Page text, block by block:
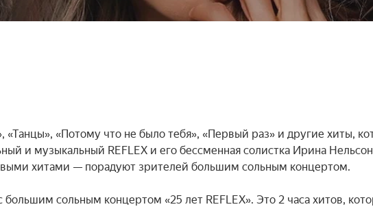
«Потому что не было тебя», «Первый раз» и другие хиты,
и музыкальный REFLEX и его бессменная солистка Ирина
хитами — порадуют зрителей большим сольным концертом.
большим сольным концертом «25 лет REFLEX». Это 2 часа хитов,